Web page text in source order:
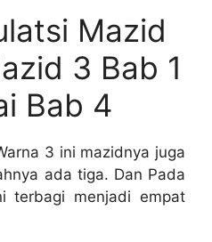
Mazid
3 Bab 1
Bab 4
3 ini mazidnya juga
ada tiga. Dan Pada
terbagi menjadi empat